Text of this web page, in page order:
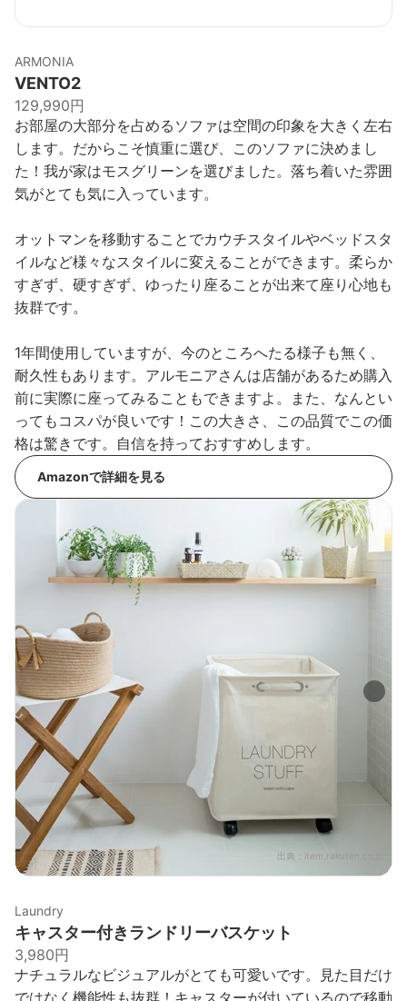
ARMONIA
VENTO2
129,990円
お部屋の大部分を占めるソファは空間の印象を大きく左右
します。だからこそ慎重に選び、このソファに決めまし
た！我が家はモスグリーンを選びました。落ち着いた雰囲
気がとても気に入っています。
オットマンを移動することでカウチスタイルやベッドスタ
イルなど様々なスタイルに変えることができます。柔らか
すぎず、硬すぎず、ゆったり座ることが出来て座り心地も
抜群です。
1年間使用していますが、今のところへたる様子も無く、
耐久性もあります。アルモニアさんは店舗があるため購入
前に実際に座ってみることもできますよ。また、なんとい
ってもコスパが良いです！この大きさ、この品質でこの価
格は驚きです。自信を持っておすすめします。
Amazonで詳細を見る
出典： item.rakuten.co.jp
Laundry
キャスター付きランドリーバスケット
3,980円
ナチュラルなビジュアルがとても可愛いです。見た目だけ
ではなく機能性も抜群！キャスターが付いているので移動